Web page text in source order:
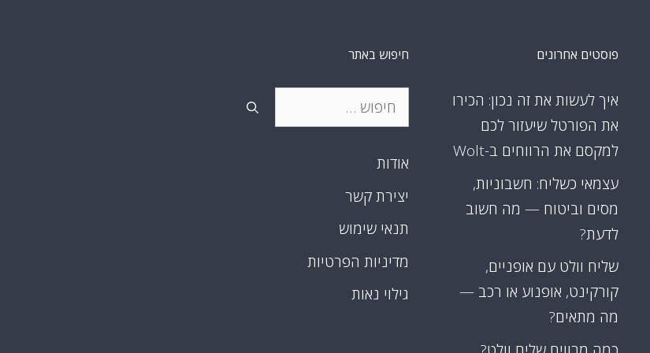
פוסטים אחרונים
איך לעשות את זה נכון: הכירו
את הפורטל שיעזור לכם
למקסם את הרווחים ב-Wolt
עצמאי כשליח: חשבוניות,
מסים וביטוח — מה חשוב
לדעת?
שליח וולט עם אופניים,
קורקינט, אופנוע או רכב —
מה מתאים?
חיפוש באתר
חיפוש:
אודות
יצירת קשר
תנאי שימוש
מדיניות הפרטיות
גילוי נאות